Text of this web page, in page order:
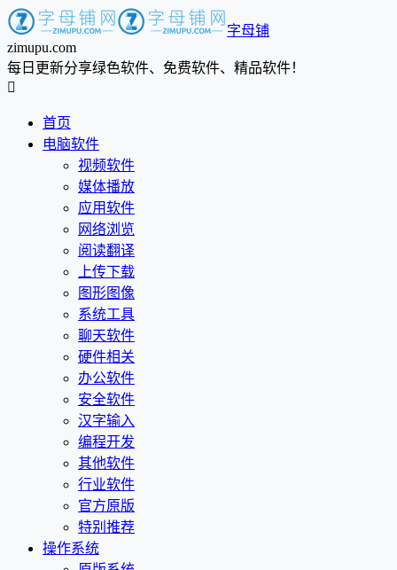
字母铺
zimupu.com
每日更新分享绿色软件、免费软件、精品软件！

首页
电脑软件
视频软件
媒体播放
应用软件
网络浏览
阅读翻译
上传下载
图形图像
系统工具
聊天软件
硬件相关
办公软件
安全软件
汉字输入
编程开发
其他软件
行业软件
官方原版
特别推荐
操作系统